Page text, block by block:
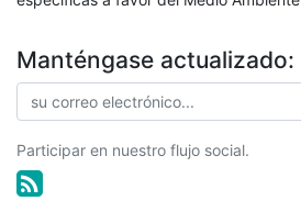
Manténgase actualizado:
Participar en nuestro flujo social.